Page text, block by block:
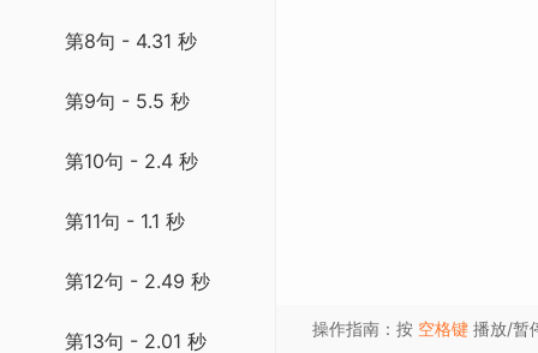
第8句 - 4.31 秒
第9句 - 5.5 秒
第10句 - 2.4 秒
第11句 - 1.1 秒
第12句 - 2.49 秒
第13句 - 2.01 秒
操作指南：按 空格键 播放/暂